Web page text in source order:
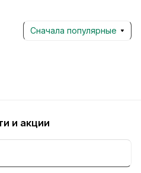
домашних
Сначала популярные
и акции